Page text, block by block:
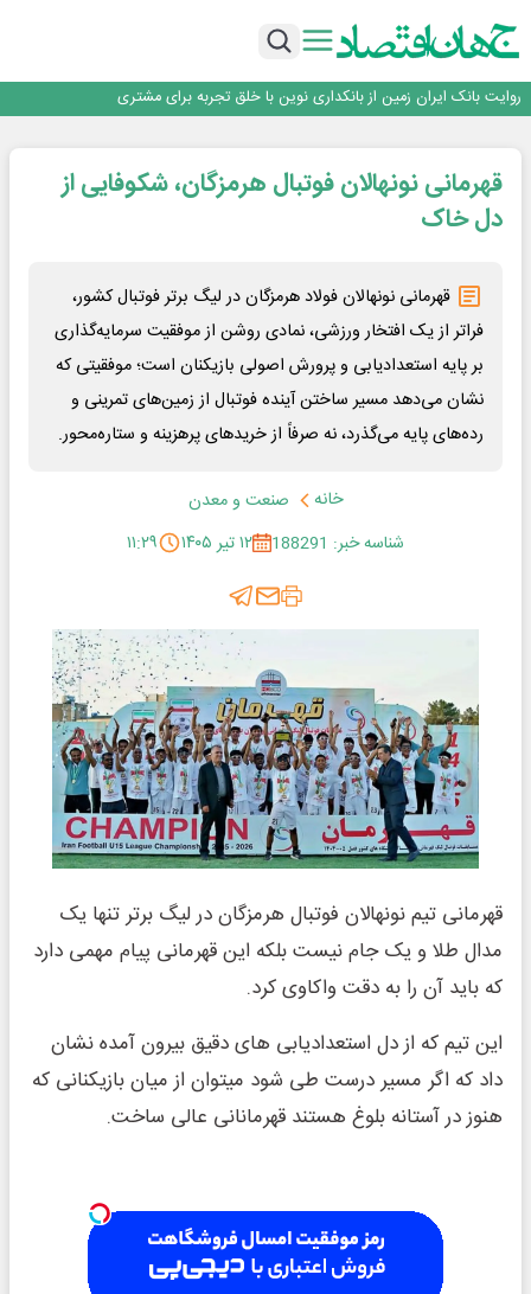
اجرای برنامه تحول بانک با تمرکز بر منابع پایدار، درآمدهای کارمزدی و بازسازی اعتماد
داد
روایت بانک ایران زمین از بانکداری نوین با خلق تجربه برای مشتری
سرپرست اداره کل روابط عمومی بیمه مرکزی منصوب شد
اجرای برنامه تحول بانک با تمرکز بر منابع پایدار، درآمدهای کارمزدی و بازسازی اعتماد
مشتریان
بانک مهر ایران بیش از ۷۰ میلیارد تومان به برنامه‌های مسئولیت اجتماعی اختصاص
قهرمانی نونهالان فوتبال هرمزگان، شکوفایی از
دل خاک
قهرمانی نونهالان فولاد هرمزگان در لیگ برتر فوتبال کشور،
فراتر از یک افتخار ورزشی، نمادی روشن از موفقیت سرمایه‌گذاری
بر پایه استعدادیابی و پرورش اصولی بازیکنان است؛ موفقیتی که
نشان می‌دهد مسیر ساختن آینده فوتبال از زمین‌های تمرینی و
رده‌های پایه می‌گذرد، نه صرفاً از خریدهای پرهزینه و ستاره‌محور.
خانه
صنعت و معدن
شناسه خبر: 188291
۱۲ تیر ۱۴۰۵ ۱۱:۲۹
قهرمانی تیم نونهالان فوتبال هرمزگان در لیگ برتر تنها یک
مدال طلا و یک جام نیست بلکه این قهرمانی پیام مهمی دارد
که باید آن را به دقت واکاوی کرد.
این تیم که از دل استعدادیابی های دقیق بیرون آمده نشان
داد که اگر مسیر درست طی شود میتوان از میان بازیکنانی که
هنوز در آستانه بلوغ هستند قهرمانانی عالی ساخت.